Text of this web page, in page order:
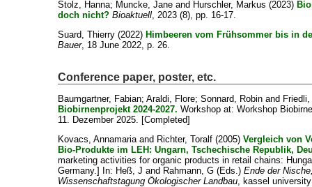
Stolz, Hanna; Muncke, Jane and Hurschler, Markus (2023)
doch nicht? Bioaktuell , 2023 (8), pp. 16-17.
Suard, Thierry (2022)Himbeeren vom Frühsommer bis in
Bauer, 18 June 2022, p. 26.
Conference paper, poster, etc.
Baumgartner, Fabian;Araldi, Flore;Sonnard, Robin and
Biobirnenprojekt 2024-2027. Workshop at: Workshop
11. Dezember 2025. [Completed]
Kovacs, Annamaria and Richter, Toralf (2005)Vergleich von
Bio-Produkte im LEH: Ungarn, Tschechische Republik,
marketing activities for organic products in retail chains:
Germany.] In: Heß, J and Rahmann, G (Eds.)Ende der
Wissenschaftstagung Ökologischer Landbau , kassel